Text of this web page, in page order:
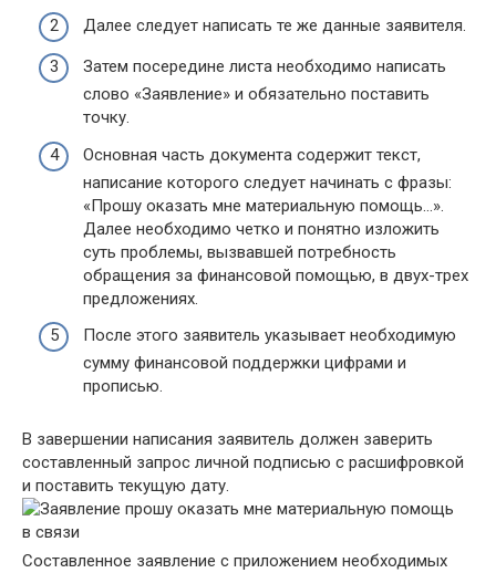
Далее следует написать те же данные заявителя.
Затем посередине листа необходимо написать
слово «Заявление» и обязательно поставить
точку.
Основная часть документа содержит текст,
написание которого следует начинать с фразы:
«Прошу оказать мне материальную помощь…».
Далее необходимо четко и понятно изложить
суть проблемы, вызвавшей потребность
обращения за финансовой помощью, в двух-трех
предложениях.
После этого заявитель указывает необходимую
сумму финансовой поддержки цифрами и
прописью.
В завершении написания заявитель должен заверить
составленный запрос личной подписью с расшифровкой
и поставить текущую дату.
Составленное заявление с приложением необходимых